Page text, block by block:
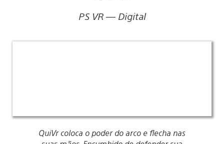
PS VR — Digital
QuiVr coloca o poder do arco e flecha nas